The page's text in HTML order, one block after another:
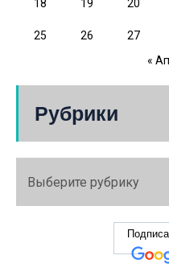
18 19 20
25 26 27
«
Рубрики